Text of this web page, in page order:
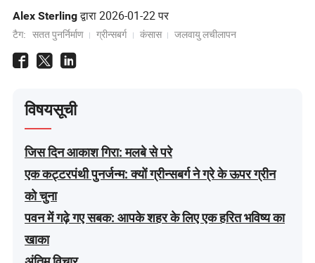
Alex Sterlingद्वारा2026-01-22पर
टैग: सतत पुनर्निर्माण ग्रीन्सबर्ग कंसास जलवायु लचीलापन
विषयसूची
जिस दिन आकाश गिरा: मलबे से परे
एक कट्टरपंथी पुनर्जन्म: क्यों ग्रीन्सबर्ग ने ग्रे के ऊपर ग्रीन
को चुना
पवन में गढ़े गए सबक: आपके शहर के लिए एक हरित भविष्य का
खाका